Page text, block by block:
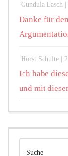
Gundula Lasch |
Danke für
Horst Schulte |
Ich habe
und mit